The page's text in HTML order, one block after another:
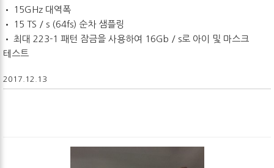
• 15GHz 대역폭
• 15 TS / s (64fs) 순차 샘플링
• 최대 223-1 패턴 잠금을 사용하여 16Gb / s로 아이 및 마스크
테스트
2017.12.13